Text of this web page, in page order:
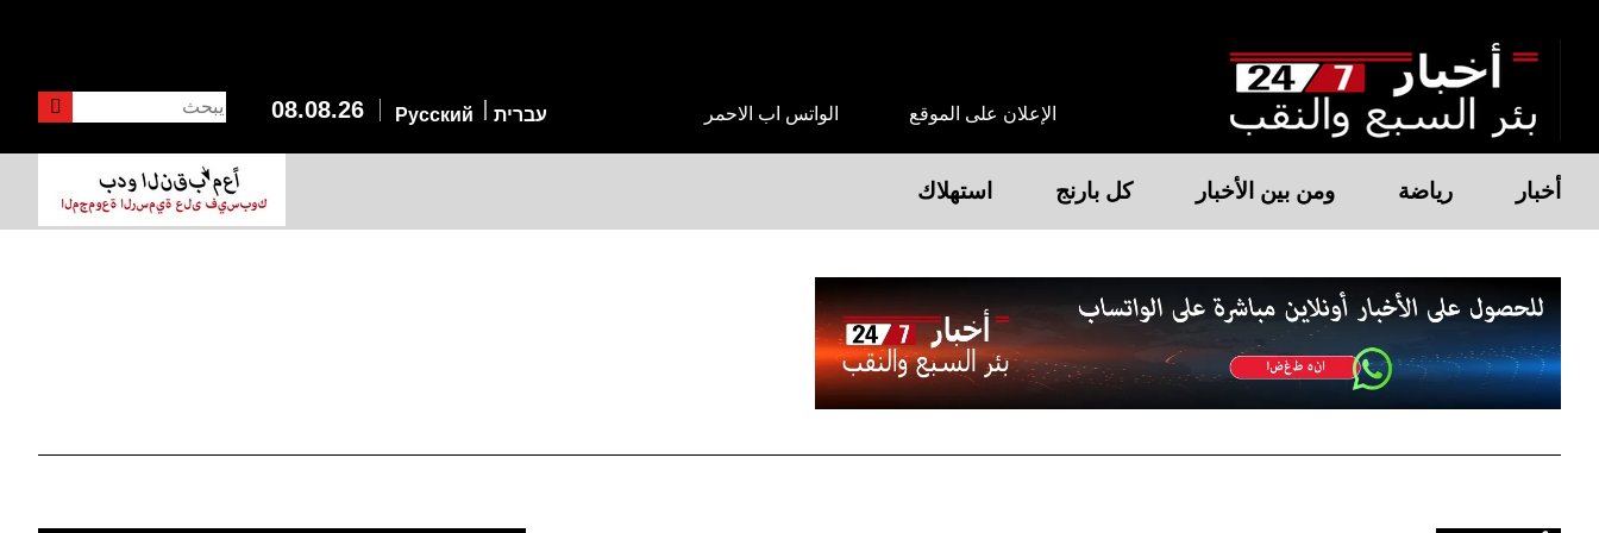
الإعلان على الموقع الواتس اب الاحمر 08.08.26 يبحث
עברית Русский
أخبار رياضة ومن بين الأخبار كل بارنج استهلاك